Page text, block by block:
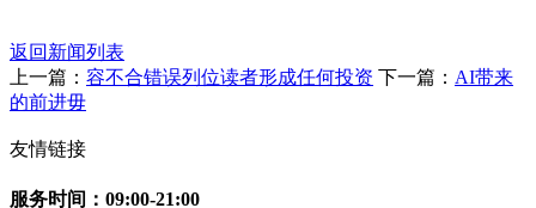
返回新闻列表
上一篇： 容不合错误列位读者形成任何投资 下一篇： AI带来
的前进毋
友情链接
服务时间：09:00-21:00